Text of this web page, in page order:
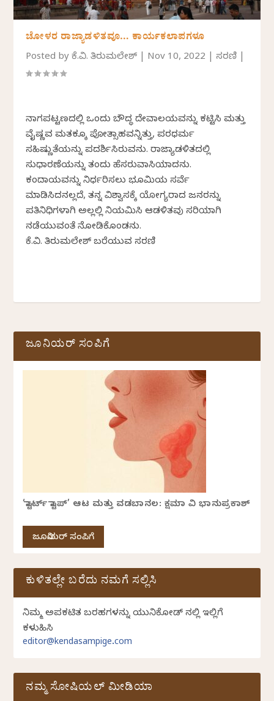
ಚೋಳರ ರಾಜ್ಯಾಡಳಿತವೂ… ಕಾರ್ಯಕಲಾಪಗಳೂ
Posted byಕೆ.ವಿ. ತಿರುಮಲೇಶ್ Nov 10, 2022 |ಸರಣಿ
ನಾಗಪಟ್ಟಣದಲ್ಲಿ ಒಂದು ಬೌದ್ಧ ದೇವಾಲಯವನ್ನು ಕಟ್ಟಿಸಿ ಮತ್ತು
ವೈಷ್ಣವ ಮತಕ್ಕೂ ಪ್ರೋತ್ಸಾಹವನ್ನಿತ್ತು, ಪರಧರ್ಮ
ಸಹಿಷ್ಣುತೆಯನ್ನು ಪ್ರದರ್ಶಿಸಿರುವನು. ರಾಜ್ಯಾಡಳಿತದಲ್ಲಿ
ಸುಧಾರಣೆಯನ್ನು ತಂದು ಹೆಸರುವಾಸಿಯಾದನು.
ಕಂದಾಯವನ್ನು ನಿರ್ಧರಿಸಲು ಭೂಮಿಯ ಸರ್ವೆ
ಮಾಡಿಸಿದನಲ್ಲದೆ, ತನ್ನ ವಿಶ್ವಾಸಕ್ಕೆ ಯೋಗ್ಯರಾದ ಜನರನ್ನು
ಪ್ರತಿನಿಧಿಗಳಾಗಿ ಅಲ್ಲಲ್ಲಿ ನಿಯಮಿಸಿ ಆಡಳಿತವು ಸರಿಯಾಗಿ
ನಡೆಯುವಂತೆ ನೋಡಿಕೊಂಡನು.
ಕೆ.ವಿ. ತಿರುಮಲೇಶ್ ಬರೆಯುವ ಸರಣಿ
ಜೂನಿಯರ್ ಸಂಪಿಗೆ
‘ಸ್ಟಾರ್ಟ್ ಸ್ಟಾಪ್’ ಆಟ ಮತ್ತು ವಡಬಾನಲ: ಕ್ಷಮಾ ವಿ ಭಾನುಪ್ರಕಾಶ್
ಜೂನಿಯರ್ ಸಂಪಿಗೆ
ಕುಳಿತಲ್ಲೇ ಬರೆದು ನಮಗೆ ಸಲ್ಲಿಸಿ
ನಿಮ್ಮ ಅಪ್ರಕಟಿತ ಬರಹಗಳನ್ನು ಯುನಿಕೋಡ್ ನಲ್ಲಿ ಇಲ್ಲಿಗೆ
ಕಳುಹಿಸಿ
editor@kendasampige.com
ನಮ್ಮ ಸೋಷಿಯಲ್‌ ಮೀಡಿಯಾ